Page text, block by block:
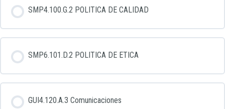
BV_000_03 INCIDENTES Y ACCIDENTES
Cuestionario final lección BV00
SMP4.100.G.2 POLITICA DE CALIDAD
SMP6.101.D.2 POLITICA DE ETICA
GUI4.120.A.3 Comunicaciones